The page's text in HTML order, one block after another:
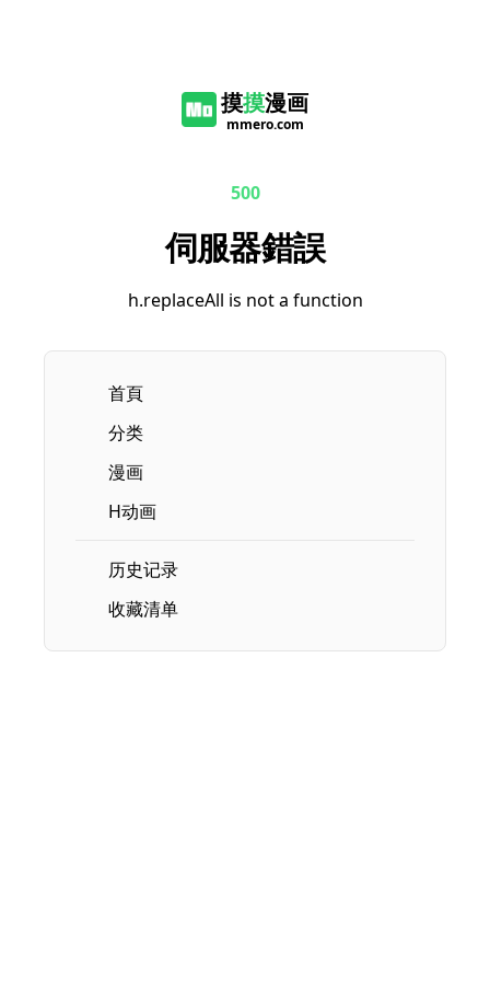
摸摸漫画
mmero.com
500
伺服器錯誤
h.replaceAll is not a function
首頁
分类
漫画
H动画
历史记录
收藏清单